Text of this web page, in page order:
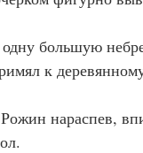
большую
к
нараспев,